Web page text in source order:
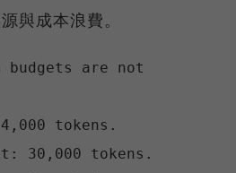
與成本浪費。
budgets are not
tokens.
30,000 tokens.